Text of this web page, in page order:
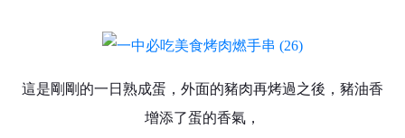
這是剛剛的一日熟成蛋，外面的豬肉再烤過之後，豬油香
增添了蛋的香氣，